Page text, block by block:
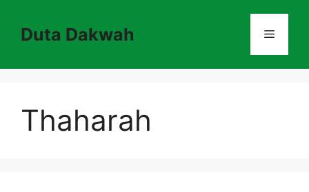
contentDuta Dakwah Menu
Thaharah